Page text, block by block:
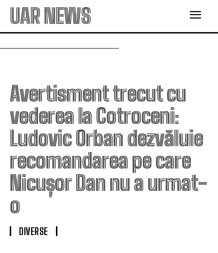
UAR NEWS
Avertisment trecut cu
vederea la Cotroceni:
Ludovic Orban dezvăluie
recomandarea pe care
Nicușor Dan nu a urmat-
o
DIVERSE